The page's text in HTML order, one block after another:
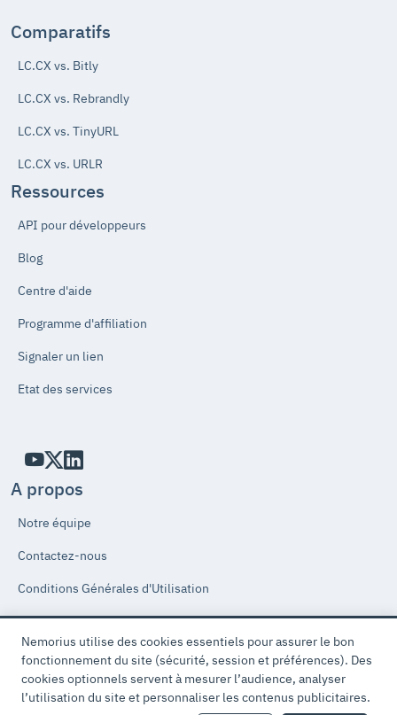
Comparatifs
LC.CX vs. Bitly
LC.CX vs. Rebrandly
LC.CX vs. TinyURL
LC.CX vs. URLR
Ressources
API pour développeurs
Blog
Centre d'aide
Programme d'affiliation
Signaler un lien
Etat des services
A propos
Notre équipe
Contactez-nous
Conditions Générales d'Utilisation
Conditions Générales de Ventes de Prestation de Services
Politique de Protection des Données Personnelles
Accord de protection des données
Cookie
time
Nemorius utilise des cookies essentiels pour assurer le bon
fonctionnement du site (sécurité, session et préférences). Des
cookies optionnels servent à mesurer l’audience, analyser
l’utilisation du site et personnaliser les contenus publicitaires.